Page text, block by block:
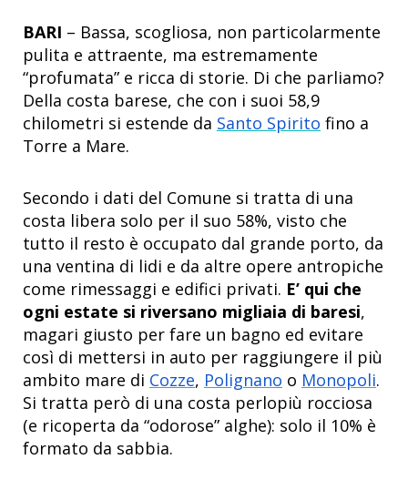
BARI – Bassa, scogliosa, non particolarmente
pulita e attraente, ma estremamente
“profumata” e ricca di storie. Di che parliamo?
Della costa barese, che con i suoi 58,9
chilometri si estende da Santo Spirito fino a
Torre a Mare.
Secondo i dati del Comune si tratta di una
costa libera solo per il suo 58%, visto che
tutto il resto è occupato dal grande porto, da
una ventina di lidi e da altre opere antropiche
come rimessaggi e edifici privati. E’ qui che
ogni estate si riversano migliaia di baresi,
magari giusto per fare un bagno ed evitare
così di mettersi in auto per raggiungere il più
ambito mare di Cozze, Polignano o Monopoli.
Si tratta però di una costa perlopiù rocciosa
(e ricoperta da “odorose” alghe): solo il 10% è
formato da sabbia.